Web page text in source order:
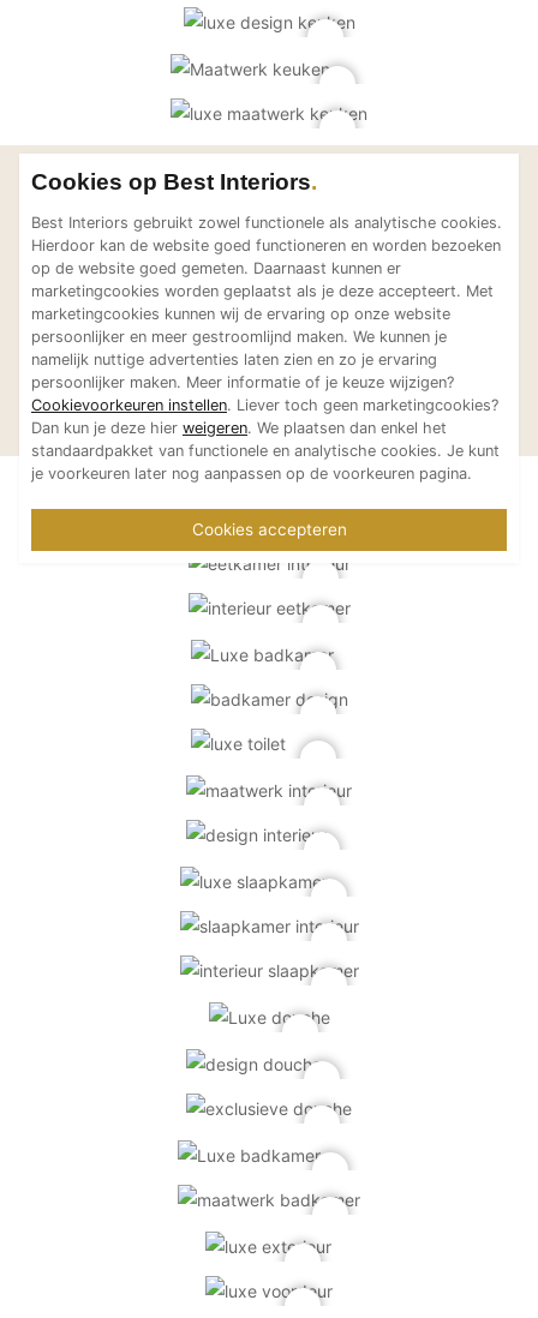
Laat je inspireren
Bekijk meer projecten van
Meesterlijk Wonen
Meesterlijk Wonen Villa RK Meesterlijk Wonen
Luxe
Cookies op Best Interiors
Best Interiors gebruikt zowel functionele als analytische cookies.
Hierdoor kan de website goed functioneren en worden bezoeken
op de website goed gemeten. Daarnaast kunnen er
marketingcookies worden geplaatst als je deze accepteert. Met
marketingcookies kunnen wij de ervaring op onze website
persoonlijker en meer gestroomlijnd maken. We kunnen je
namelijk nuttige advertenties laten zien en zo je ervaring
persoonlijker maken. Meer informatie of je keuze wijzigen?
Cookievoorkeuren instellen. Liever toch geen marketingcookies?
Dan kun je deze hier weigeren. We plaatsen dan enkel het
standaardpakket van functionele en analytische cookies. Je kunt
je voorkeuren later nog aanpassen op de voorkeuren pagina.
Cookies accepteren